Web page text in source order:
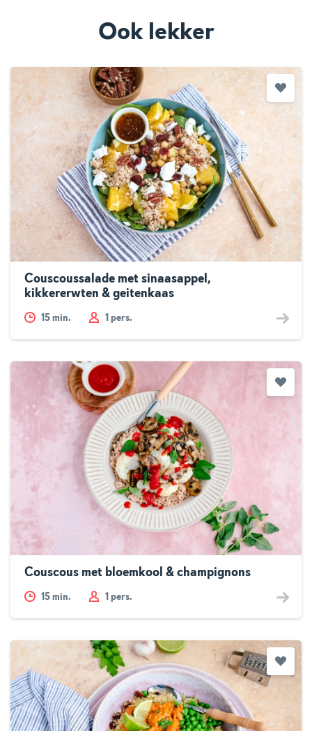
Ook lekker
Couscoussalade met sinaasappel,
kikkererwten & geitenkaas
15 min. 1 pers.
Couscous met bloemkool & champignons
15 min. 1 pers.